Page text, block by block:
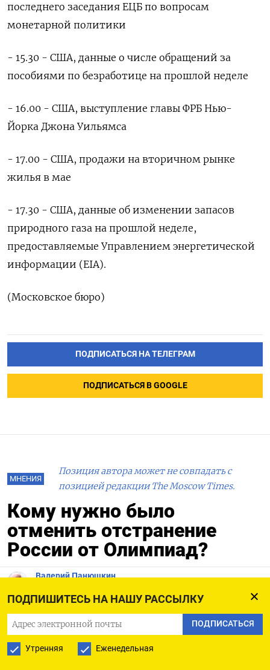
ПОДПИШИТЕСЬ НА НАШУ РАССЫЛКУ
ПОДПИСАТЬСЯ
Утренняя Еженедельная
последнего заседания ЕЦБ по вопросам
монетарной политики
- 15.30 - США, данные о числе обращений за
пособиями по безработице на прошлой неделе
- 16.00 - ​США, выступление ⁠главы ФРБ Нью-
Йорка Джона Уильямса
- 17.00 - США, продажи на ‌вторичном рынке
жилья в мае
- ‌17.30 - США, данные об изменении запасов ​
природного газа на прошлой неделе,
‌предоставляемые Управлением энергетической
информации (EIA).
(Московское бюро)
ПОДПИСАТЬСЯ НА ТЕЛЕГРАМ
ПОДПИСАТЬСЯ В GOOGLE
МНЕНИЯ
Позиция автора может не совпадать с
позицией редакции The Moscow Times.
Кому нужно было
отменить отстранение
России от Олимпиад?
Валерий Панюшкин
Спортивные чиновники будут участвовать в
Олимпиаде. Олимпиаде по фуршетам и